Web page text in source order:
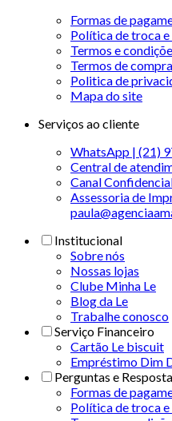
Formas de
Política de troca
Termos e
Termos de
Politica de
Mapa do site
Serviços ao cliente
WhatsApp | (21)
Central de
Canal
Assessoria de
Institucional
Sobre nós
Nossas lojas
Clube Minha Le
Blog da Le
Trabalhe conosco
Serviço Financeiro
Cartão Le biscuit
Empréstimo Dim
Perguntas e
Formas de
Política de troca